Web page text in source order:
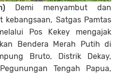
Demi menyambut dan
kebangsaan, Satgas Pamtas
Pos Kekey mengajak
Bendera Merah Putih di
Bruto, Distrik Dekay,
Tengah Papua,